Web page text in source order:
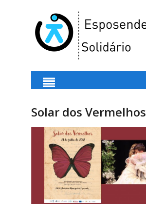
Solar dos Vermelhos